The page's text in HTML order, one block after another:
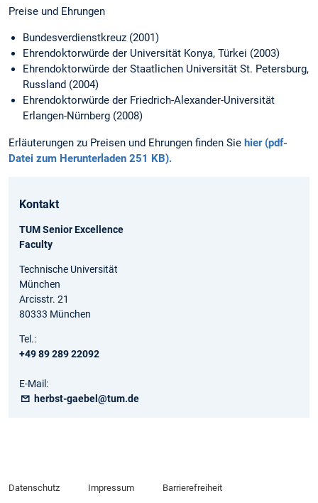
Preise und Ehrungen
Bundesverdienstkreuz (2001)
Ehrendoktorwürde der Universität Konya, Türkei (2003)
Ehrendoktorwürde der Staatlichen Universität St. Petersburg,
Russland (2004)
Ehrendoktorwürde der Friedrich-Alexander-Universität
Erlangen-Nürnberg (2008)
Erläuterungen zu Preisen und Ehrungen finden Sie hier (pdf-
Datei zum Herunterladen 251 KB).
Kontakt
TUM Senior Excellence
Faculty
Technische Universität
München
Arcisstr. 21
80333 München
Tel.:
+49 89 289 22092
E-Mail:
herbst-gaebel@tum.de
Datenschutz Impressum Barrierefreiheit